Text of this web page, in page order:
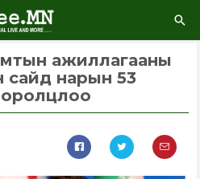
ажиллагааны
сайд нарын 53
оролцлоо